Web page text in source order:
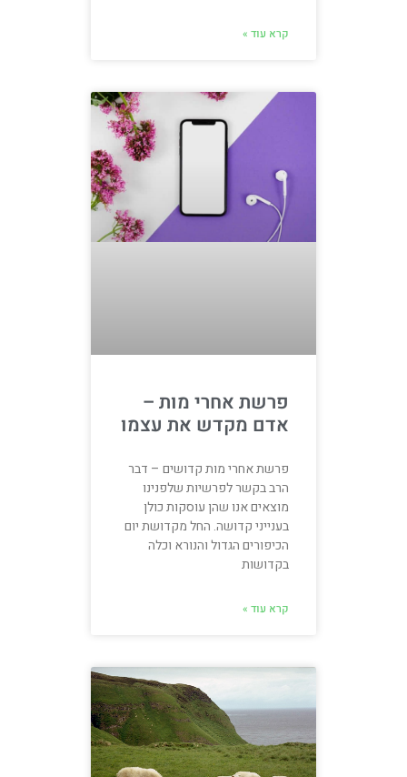
קרא עוד »
פרשת אחרי מות –
אדם מקדש את עצמו
פרשת אחרי מות קדושים – דבר
הרב בקשר לפרשיות שלפנינו
מוצאים אנו שהן עוסקות כולן
בענייני קדושה. החל מקדושת יום
הכיפורים הגדול והנורא וכלה
בקדושות
קרא עוד »